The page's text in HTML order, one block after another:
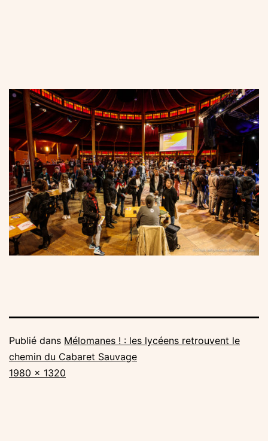
Publié dans Mélomanes ! : les lycéens retrouvent le
chemin du Cabaret Sauvage
Taille
1980 × 1320